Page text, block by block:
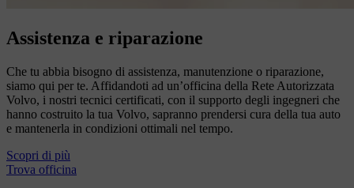
Assistenza e riparazione
Che tu abbia bisogno di assistenza, manutenzione o riparazione,
siamo qui per te. Affidandoti ad un’officina della Rete Autorizzata
Volvo, i nostri tecnici certificati, con il supporto degli ingegneri che
hanno costruito la tua Volvo, sapranno prendersi cura della tua auto
e mantenerla in condizioni ottimali nel tempo.
Scopri di più
Trova officina